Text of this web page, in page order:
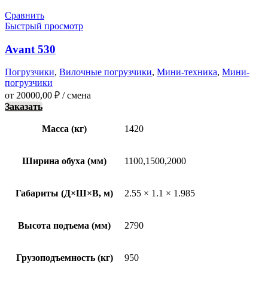
Сравнить
Быстрый просмотр
Avant 530
Погрузчики, Вилочные погрузчики, Мини-техника, Мини-
погрузчики
от 20000,00 ₽ / смена
Заказать
Масса (кг) 1420
Ширина обуха (мм) 1100,1500,2000
Габариты (Д×Ш×В, м) 2.55 × 1.1 × 1.985
Высота подъема (мм) 2790
Грузоподъемность (кг) 950